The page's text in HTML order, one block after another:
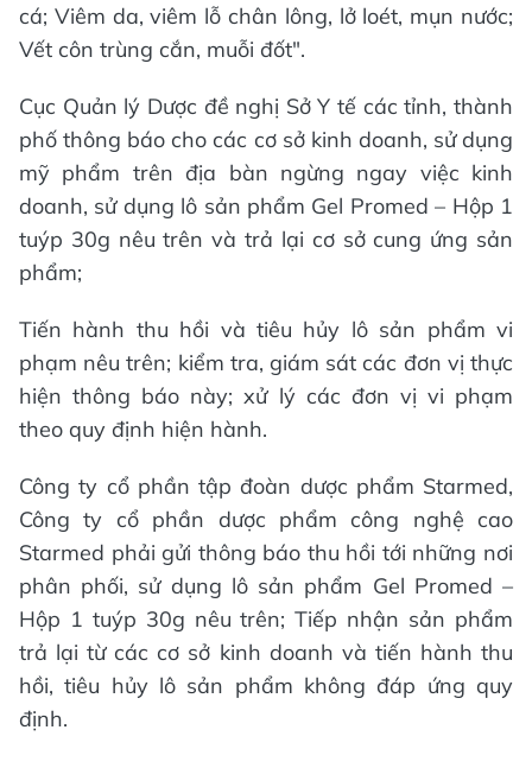
cá; Viêm da, viêm lỗ chân lông, lở loét, mụn nước;
Vết côn trùng cắn, muỗi đốt".
Cục Quản lý Dược đề nghị Sở Y tế các tỉnh, thành
phố thông báo cho các cơ sở kinh doanh, sử dụng
mỹ phẩm trên địa bàn ngừng ngay việc kinh
doanh, sử dụng lô sản phẩm Gel Promed – Hộp 1
tuýp 30g nêu trên và trả lại cơ sở cung ứng sản
phẩm;
Tiến hành thu hồi và tiêu hủy lô sản phẩm vi
phạm nêu trên; kiểm tra, giám sát các đơn vị thực
hiện thông báo này; xử lý các đơn vị vi phạm
theo quy định hiện hành.
Công ty cổ phần tập đoàn dược phẩm Starmed,
Công ty cổ phần dược phẩm công nghệ cao
Starmed phải gửi thông báo thu hồi tới những nơi
phân phối, sử dụng lô sản phẩm Gel Promed –
Hộp 1 tuýp 30g nêu trên; Tiếp nhận sản phẩm
trả lại từ các cơ sở kinh doanh và tiến hành thu
hồi, tiêu hủy lô sản phẩm không đáp ứng quy
định.